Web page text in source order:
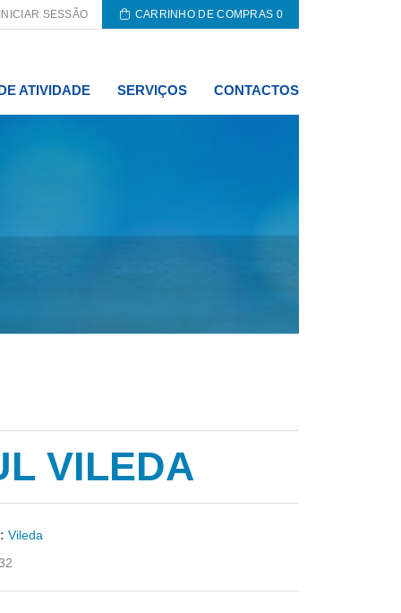
SESSÃO CARRINHO DE COMPRAS 0
ATIVIDADE SERVIÇOS CONTACTOS
VILEDA
Vileda